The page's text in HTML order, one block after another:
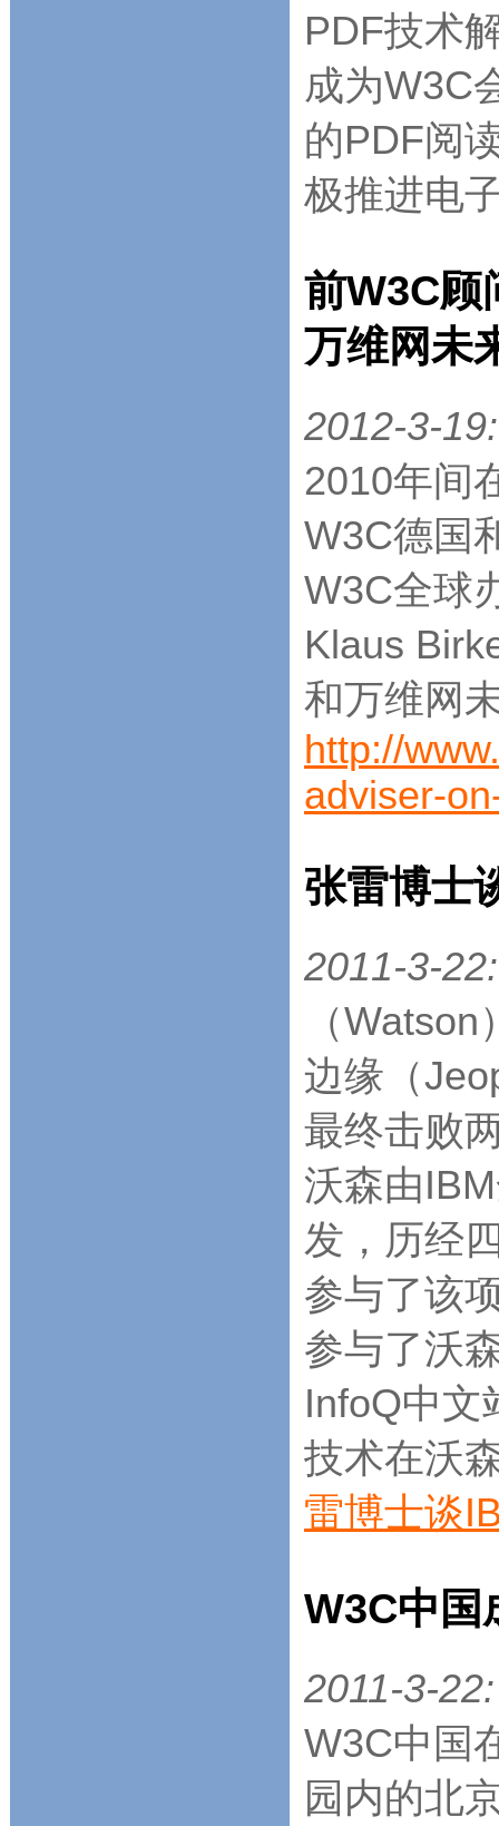
PDF技术
成为W3C
的PDF阅
极推进电
前W3C
万维网未
2012-3-19:
2010年间
W3C德国
W3C全球
Klaus
和万维网
http://
adviser-
张雷博士
2011-3-22:
（
边缘（
最终击败
沃森由
发，历经
参与了该
参与了沃
InfoQ中文
技术在沃
雷博士谈
W3C中国
2011-3-22:
W3C中国
园内的北